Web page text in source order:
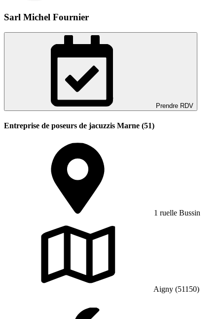
Sarl Michel Fournier
Prendre RDV
Entreprise de poseurs de jacuzzis Marne (51)
1 ruelle Bussin
Aigny (51150)